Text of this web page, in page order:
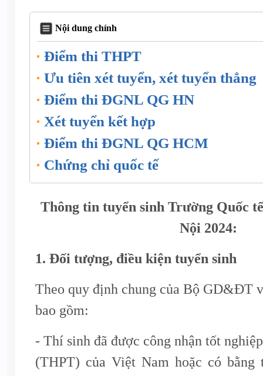
Nội dung chính
Điểm thi THPT
Ưu tiên xét tuyển, xét tuyển thẳng
Điểm thi ĐGNL QG HN
Xét tuyển kết hợp
Điểm thi ĐGNL QG HCM
Chứng chỉ quốc tế
Thông tin tuyển sinh Trường Quốc
Nội 2024:
1. Đối tượng, điều kiện tuyển sinh
Theo quy định chung của Bộ GD&ĐT
bao gồm:
- Thí sinh đã được công nhận tốt
(THPT) của Việt Nam hoặc có bằng